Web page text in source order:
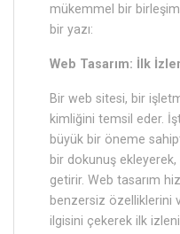
mükemmel bir
bir yazı:
Web Tasarım: İlk
Bir web sitesi, bir
kimliğini temsil eder.
büyük bir öneme
bir dokunuş
getirir. Web tasarım
benzersiz özelliklerini
ilgisini çekerek ilk